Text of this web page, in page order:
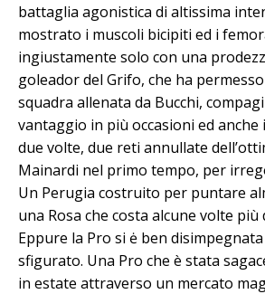
battaglia agonistica di altissima
mostrato i muscoli bicipiti ed i
ingiustamente solo con una
goleador del Grifo, che ha
squadra allenata da Bucchi,
vantaggio in più occasioni ed
due volte, due reti annullate
Mainardi nel primo tempo, per
Un Perugia costruito per puntare
una Rosa che costa alcune volte più
Eppure la Pro si ė ben
sfigurato. Una Pro che è stata
in estate attraverso un mercato